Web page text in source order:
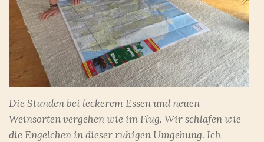
Die Stunden bei leckerem Essen und neuen
Weinsorten vergehen wie im Flug. Wir schlafen wie
die Engelchen in dieser ruhigen Umgebung. Ich